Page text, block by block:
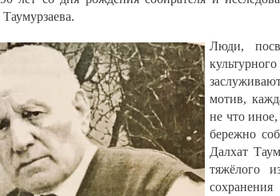
Люди,
мотив,
не что
бережно
Далхат
тяжёлого